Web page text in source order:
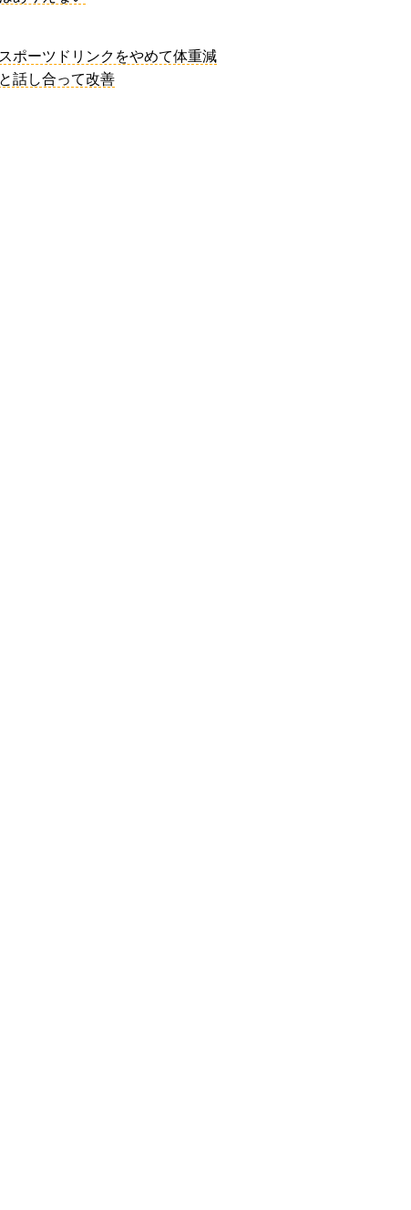
ポーツドリンクをやめて体重減
話し合って改善